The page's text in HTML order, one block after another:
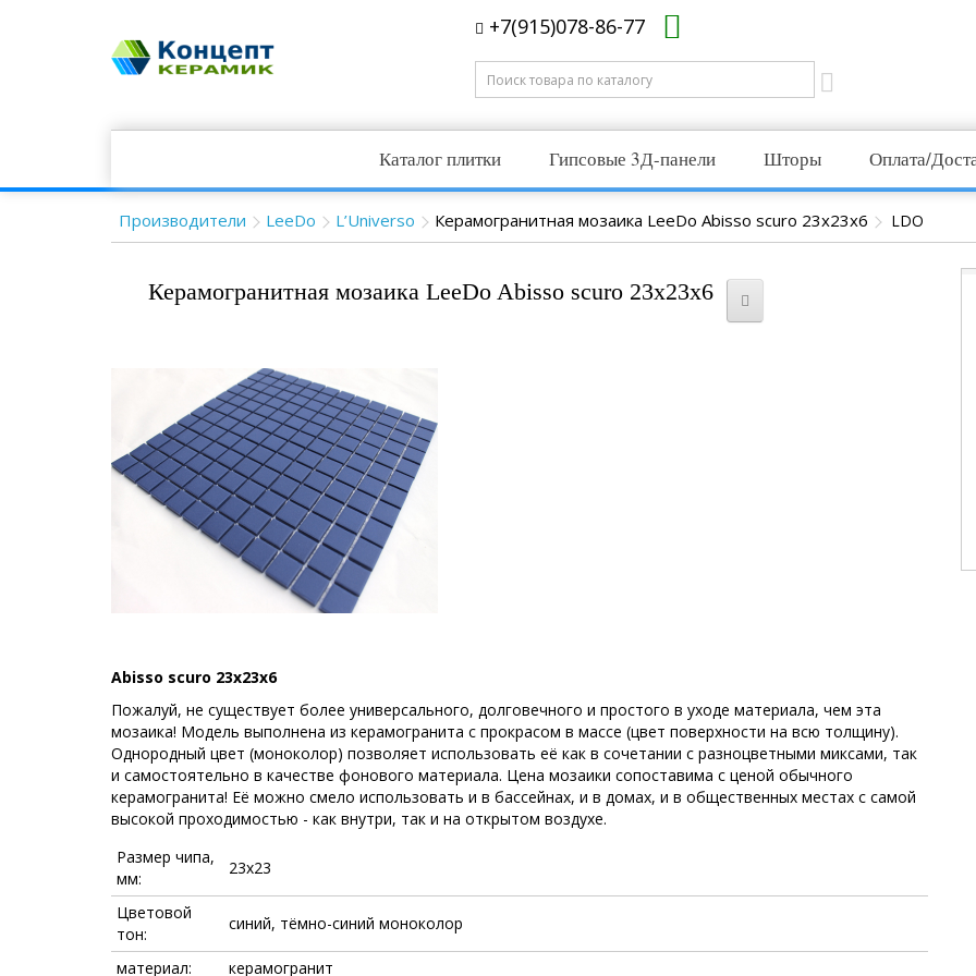
+7(915)078-86-77
Каталог плитки Гипсовые 3Д-панели Шторы Оплата/
Производители LeeDo L’Universo Керамогранитная мозаика LeeDo Abisso scuro 23x23x6 LDO
Керамогранитная мозаика LeeDo Abisso scuro 23x23x6
Abisso scuro 23x23x6
Пожалуй, не существует более универсального, долговечного и простого в уходе материала, чем эта
мозаика! Модель выполнена из керамогранита с прокрасом в массе (цвет поверхности на всю толщину).
Однородный цвет (моноколор) позволяет использовать её как в сочетании с разноцветными миксами, так
и самостоятельно в качестве фонового материала. Цена мозаики сопоставима с ценой обычного
керамогранита! Её можно смело использовать и в бассейнах, и в домах, и в общественных местах с самой
высокой проходимостью - как внутри, так и на открытом воздухе.
Размер чипа,
мм:
23x23
Цветовой
тон:
синий, тёмно-синий моноколор
материал:
керамогранит